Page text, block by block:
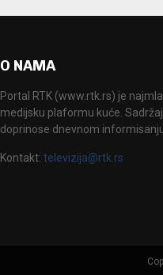
O NAMA
Portal RTK (www.rtk.rs) je
medijsku plaformu kuće.
doprinose dnevnom
Kontakt: televizija@rtk.rs